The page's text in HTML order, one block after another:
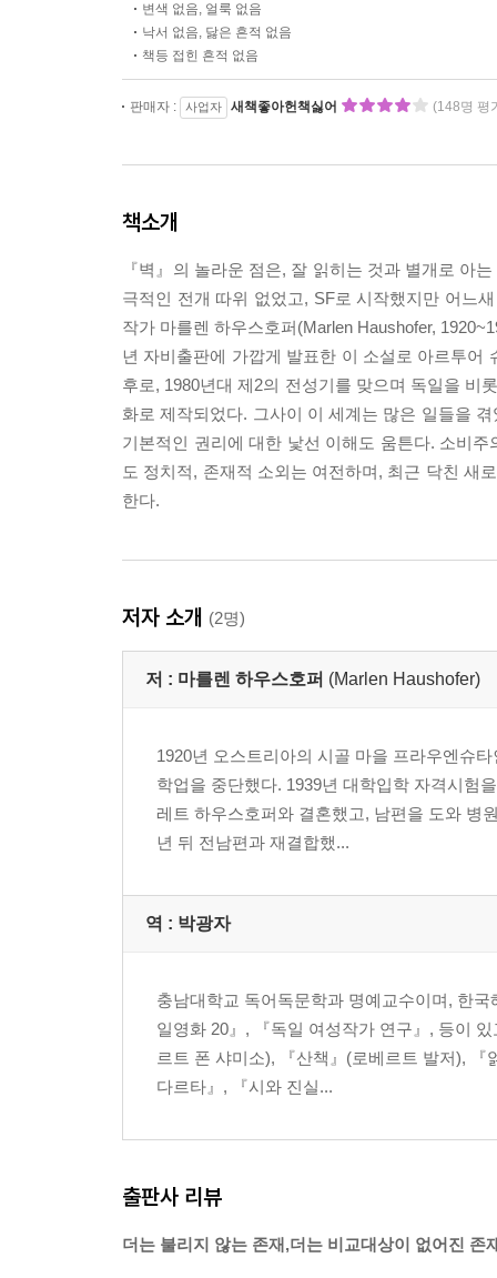
변색 없음, 얼룩 없음
낙서 없음, 닳은 흔적 없음
책등 접힌 흔적 없음
판매자 : 사업자 새책좋아헌책싫어 (148명 평
책소개
『벽』의 놀라운 점은, 잘 읽히는 것과 별개로 아
극적인 전개 따위 없었고, SF로 시작했지만 어느
작가 마를렌 하우스호퍼(Marlen Haushofer,
년 자비출판에 가깝게 발표한 이 소설로 아르투어
후로, 1980년대 제2의 전성기를 맞으며 독일을 비
화로 제작되었다. 그사이 이 세계는 많은 일들을
기본적인 권리에 대한 낯선 이해도 움튼다. 소비
도 정치적, 존재적 소외는 여전하며, 최근 닥친 새
한다.
저자 소개 (2명)
저 : 마를렌 하우스호퍼 (Marlen Haushofer)
1920년 오스트리아의 시골 마을 프라우엔슈
학업을 중단했다. 1939년 대학입학 자격시험
레트 하우스호퍼와 결혼했고, 남편을 도와 병
년 뒤 전남편과 재결합했...
역 : 박광자
충남대학교 독어독문학과 명예교수이며, 한
일영화 20』, 『독일 여성작가 연구』, 등이
르트 폰 샤미소), 『산책』(로베르트 발저),
다르타』, 『시와 진실...
출판사 리뷰
더는 불리지 않는 존재,더는 비교대상이 없어진 존